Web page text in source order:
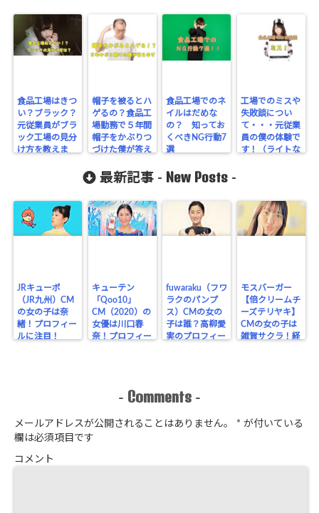
食品工場はきつ
い？ブラック？
元従業員がブラ
ック工場の見分
け方を教えま
帽子を被るとハ
ゲるの？食品工
場勤務で５年間
帽子をかぶりつ
づけた僕が答え
食品工場でのネ
イルはだめな
の？ 知ってお
くべきNG行動7
選
工場でのミスや
失敗談につい
て・・・元従業
員の僕の体験で
す！（ライトな
最新記事 - New Posts -
JRキューポ
（JR九州）CM
の女の子は奈
緒！プロフィー
ルに注目！
キューテン
「Qoo10」
CM（2020）の
女優は川口春
奈！プロフィー
fuwaraku（フワ
ラクのパンプ
ス）CMの女の
子は誰？高柳愛
実のプロフィー
モスバーガー
【倍クリームチ
ーズテリヤキ】
CMの女の子は
雑賀サクラ！経
- Comments -
メールアドレスが公開されることはありません。 * が付いている
欄は必須項目です
コメント